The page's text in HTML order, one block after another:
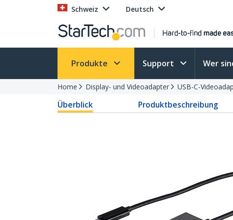
Schweiz Deutsch
Produkte Support Wer
Home Display- und Videoadapter USB-C-
Überblick Produktbeschreibung